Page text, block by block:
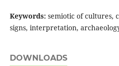
Keywords: semiotic of cultures,
signs, interpretation,
DOWNLOADS